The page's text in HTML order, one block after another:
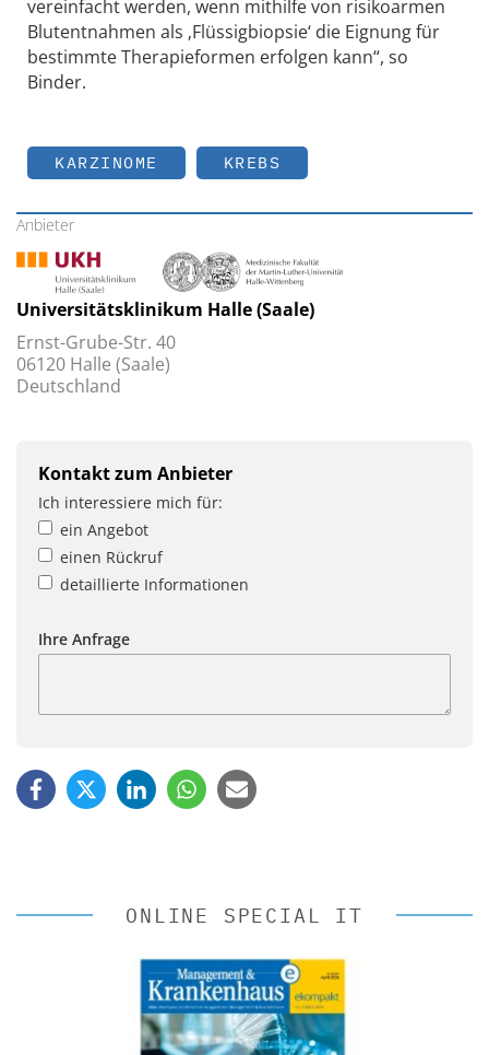
vereinfacht werden, wenn mithilfe von risikoarmen
Blutentnahmen als ‚Flüssigbiopsie‘ die Eignung für
bestimmte Therapieformen erfolgen kann“, so
Binder.
KARZINOME KREBS
Anbieter
Universitätsklinikum Halle (Saale)
Ernst-Grube-Str. 40
06120 Halle (Saale)
Deutschland
Kontakt zum Anbieter
Ich interessiere mich für:
ein Angebot
einen Rückruf
detaillierte Informationen
Ihre Anfrage
ONLINE SPECIAL IT